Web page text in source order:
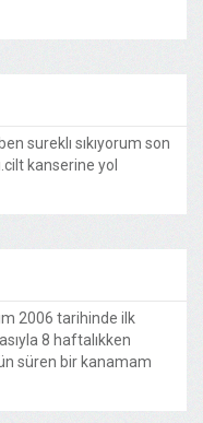
sureklı sıkıyorum son
kanserine yol
2006 tarihinde ilk
8 haftalıkken
süren bir kanamam